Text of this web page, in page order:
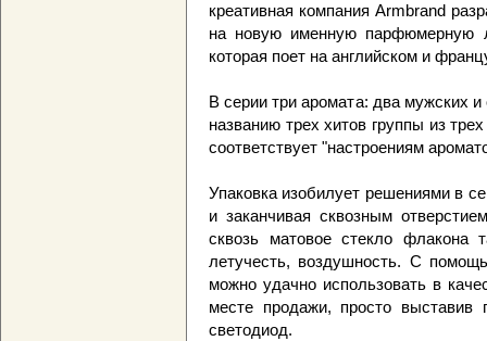
креативная компания Armbrand
на новую именную парфюмерную
которая поет на английском и
В серии три аромата: два мужских
названию трех хитов группы из
соответствует "настроениям
Упаковка изобилует решениями в
и заканчивая сквозным
сквозь матовое стекло флакона
летучесть, воздушность. С
можно удачно использовать в
месте продажи, просто выставив
светодиод.